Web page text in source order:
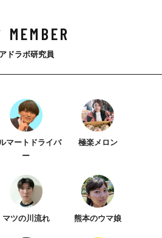
MEMBER
アドラボ研究員
マートドライバ
ー
極楽メロン
マツの川流れ 熊本のウマ娘